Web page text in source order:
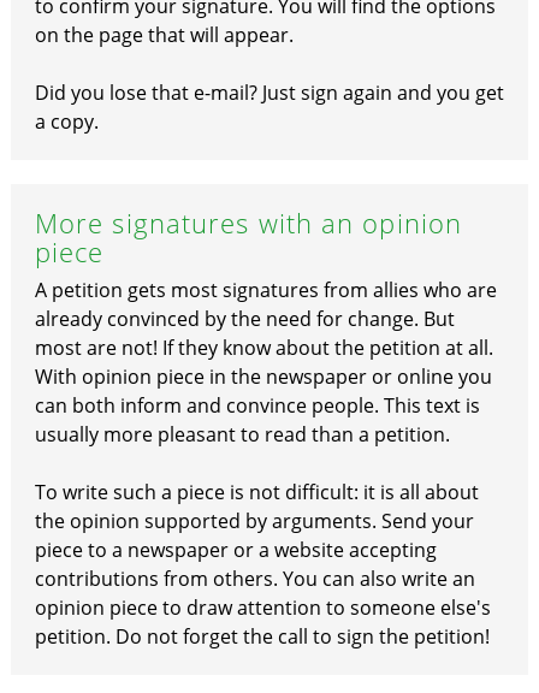
to confirm your signature. You will find the options
on the page that will appear.
Did you lose that e-mail? Just sign again and you get
a copy.
More signatures with an opinion
piece
A petition gets most signatures from allies who are
already convinced by the need for change. But
most are not! If they know about the petition at all.
With opinion piece in the newspaper or online you
can both inform and convince people. This text is
usually more pleasant to read than a petition.
To write such a piece is not difficult: it is all about
the opinion supported by arguments. Send your
piece to a newspaper or a website accepting
contributions from others. You can also write an
opinion piece to draw attention to someone else's
petition. Do not forget the call to sign the petition!